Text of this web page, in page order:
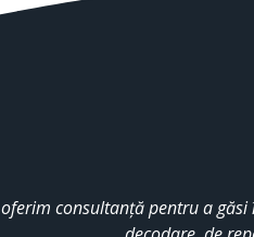
consultanță pentru a